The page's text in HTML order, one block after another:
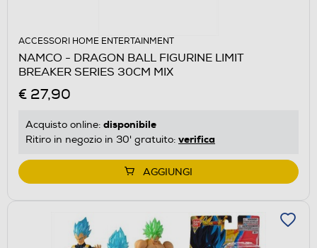
ACCESSORI HOME ENTERTAINMENT
NAMCO - DRAGON BALL FIGURINE LIMIT
BREAKER SERIES 30CM MIX
€ 27,90
Acquisto online: disponibile
Ritiro in negozio in 30' gratuito: verifica
AGGIUNGI